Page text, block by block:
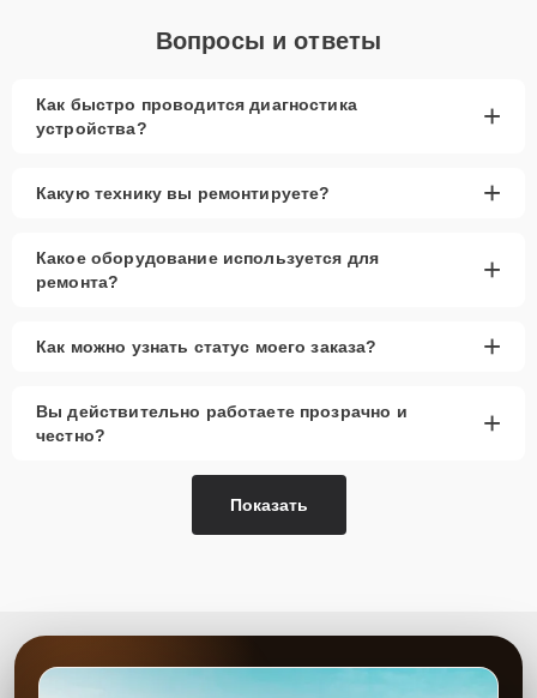
Вопросы и ответы
Как быстро проводится диагностика
устройства?
+
Какую технику вы ремонтируете? +
Какое оборудование используется для
ремонта?
+
Как можно узнать статус моего заказа? +
Вы действительно работаете прозрачно и
честно?
+
Показать